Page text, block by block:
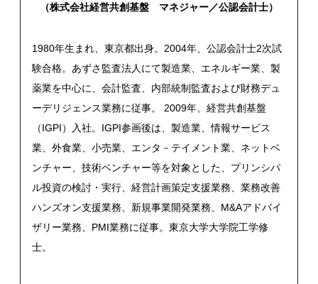
（株式会社経営共創基盤 マネジャー／公認会計士）
1980年生まれ、東京都出身。2004年、公認会計士2次試
験合格。あずさ監査法人にて製造業、エネルギー業、製
薬業を中心に、会計監査、内部統制監査および財務デュ
ーデリジェンス業務に従事。 2009年、経営共創基盤
（IGPI）入社。IGPI参画後は、製造業、情報サービス
業、外食業、小売業、エンタ－テイメント業、ネットベ
ンチャー、技術ベンチャー等を対象とした、プリンシパ
ル投資の検討・実行、経営計画策定支援業務、業務改善
ハンズオン支援業務、新規事業開発業務、M&Aアドバイ
ザリー業務、PMI業務に従事。東京大学大学院工学修
士。